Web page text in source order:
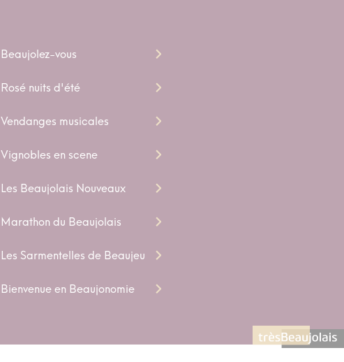
Beaujolez-vous
Rosé nuits d'été
Vendanges musicales
Vignobles en scene
Les Beaujolais Nouveaux
Marathon du Beaujolais
Les Sarmentelles de Beaujeu
Bienvenue en Beaujonomie